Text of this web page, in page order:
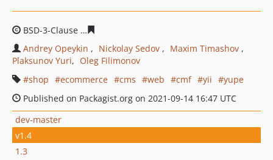
BSD-3-Clause
Andrey Opeykin
Nickolay Sedov
Maxim Timashov
Plaksunov Yuri
Oleg Filimonov
shop
ecommerce cms web cmf yii
yupe
Published on Packagist.org on 2021-09-14 16:47 UTC
dev-master
v1.4
1.3